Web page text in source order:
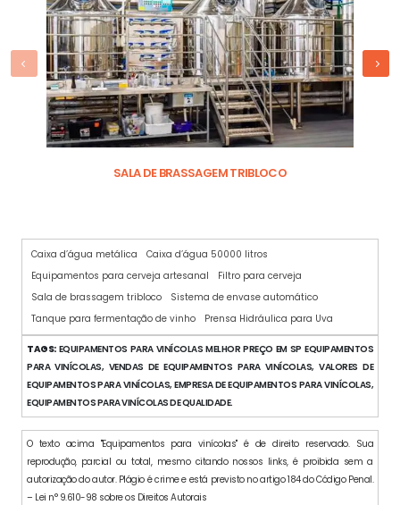
SALA DE BRASSAGEM TRIBLOCO
Caixa d’água metálica
Caixa d’água 50000 litros
Equipamentos para cerveja artesanal
Filtro para cerveja
Sala de brassagem tribloco
Sistema de envase automático
Tanque para fermentação de vinho
Prensa Hidráulica para Uva
TAGS:EQUIPAMENTOS PARA VINÍCOLAS MELHOR PREÇO EM SP EQUIPAMENTOS
PARA VINÍCOLAS, VENDAS DE EQUIPAMENTOS PARA VINÍCOLAS, VALORES DE
EQUIPAMENTOS PARA VINÍCOLAS, EMPRESA DE EQUIPAMENTOS PARA VINÍCOLAS,
EQUIPAMENTOS PARA VINÍCOLAS DE QUALIDADE.
O texto acima "Equipamentos para vinícolas" é de direito reservado. Sua
reprodução, parcial ou total, mesmo citando nossos links, é proibida sem a
autorização do autor. Plágio é crime e está previsto no artigo 184 do Código Penal.
– Lei n° 9.610-98 sobre os Direitos Autorais